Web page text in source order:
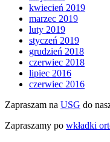
kwiecień 2019
marzec 2019
luty 2019
styczeń 2019
grudzień 2018
czerwiec 2018
lipiec 2016
czerwiec 2016
Zapraszam na USG do
Zapraszamy po wkładki